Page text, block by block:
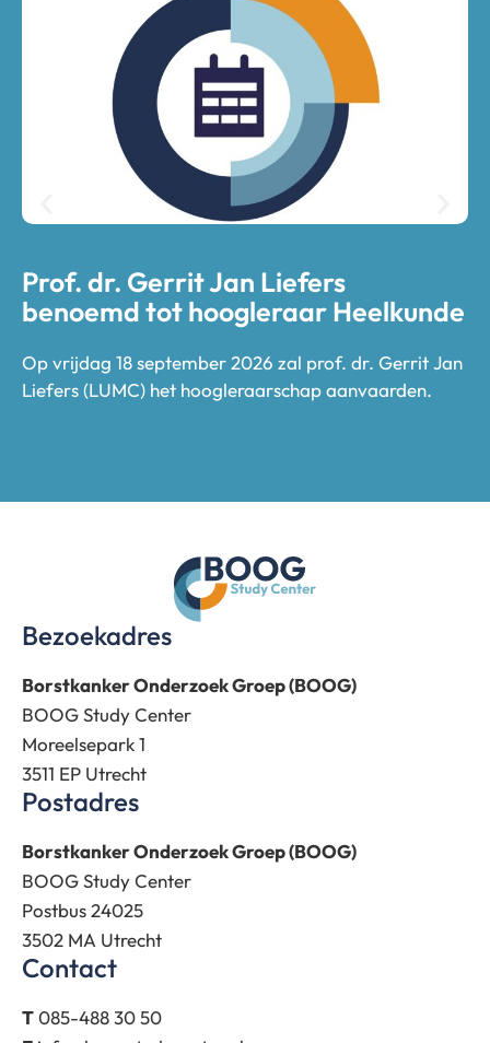
Prof. dr. Gerrit Jan Liefers
benoemd tot hoogleraar Heelkunde
Op vrijdag 18 september 2026 zal prof. dr. Gerrit Jan
Liefers (LUMC) het hoogleraarschap aanvaarden.
Bezoekadres
Borstkanker Onderzoek Groep (BOOG)
BOOG Study Center
Moreelsepark 1
3511 EP Utrecht
Postadres
Borstkanker Onderzoek Groep (BOOG)
BOOG Study Center
Postbus 24025
3502 MA Utrecht
Contact
T085-488 30 50